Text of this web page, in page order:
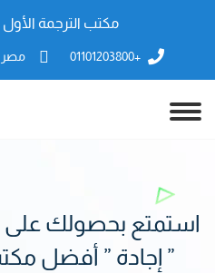
مكتب الترجمة
+01101203800 مصر
استمتع بحصولك
” إجادة ” أفضل